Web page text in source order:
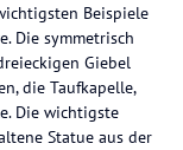
Beispiele
Die symmetrisch
Giebel
die Taufkapelle,
Die wichtigste
Statue aus der